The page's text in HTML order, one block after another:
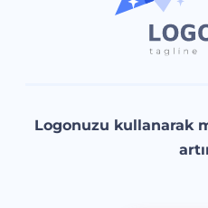
Logonuzu kullanarak